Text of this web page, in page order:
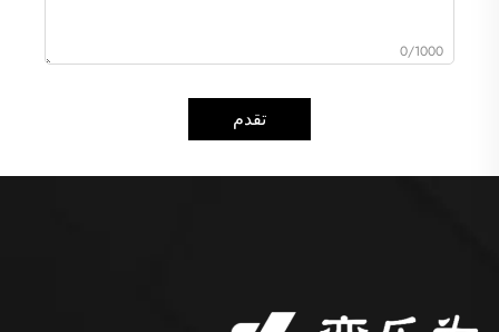
0/1000
تقدم